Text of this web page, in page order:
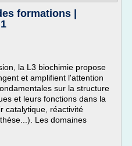
formations |
la L3 biochimie propose
et amplifient l'attention
sur la structure
et leurs fonctions dans la
catalytique, réactivité
Les domaines